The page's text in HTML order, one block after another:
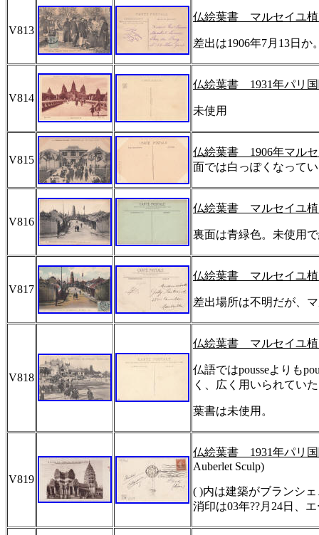
V813
仏絵葉書 マルセイユ
差出は1906年7月 13日か
V814
仏絵葉書 1931年パリ
未使用
V815
仏絵葉書 1906年マル
面では白っぽくなって
V816
仏絵葉書 マルセイユ
裏面は青緑色。未使用
V817
仏絵葉書 マルセイユ
差出場所は不明だが、
V818
仏絵葉書 マルセイユ
仏語ではpousseよりも
く、広く用いられてい
葉書は未使用。
V819
仏絵葉書 1931年パリ
Auberlet Sculp)
( )内は建築がブランシ
消印は03年??月24日、